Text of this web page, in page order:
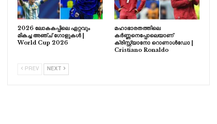
2026 ലോകകപ്പിലെ ഏറ്റവും
മികച്ച അഞ്ച് ഗോളുകൾ |
World Cup 2026
മഹാഭാരതത്തിലെ
കർണ്ണനെപ്പോലെയാണ്
ക്രിസ്റ്റ്യാനോ റൊണാൾഡോ |
Cristiano Ronaldo
PREV NEXT